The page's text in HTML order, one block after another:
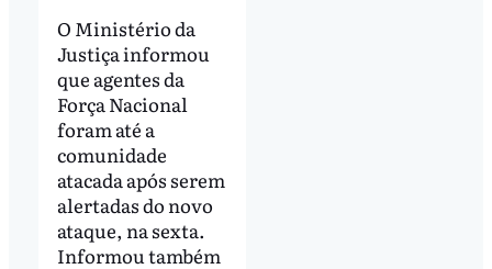
O Ministério da
Justiça informou
que agentes da
Força Nacional
foram até a
comunidade
atacada após serem
alertadas do novo
ataque, na sexta.
Informou também